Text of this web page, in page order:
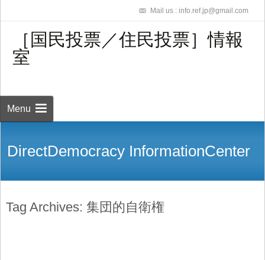
Mail us : info.ref.jp@gmail.com
［国民投票／住民投票］情報
室
Menu
DirectDemocracy InformationCenter
Tag Archives: 集団的自衛権